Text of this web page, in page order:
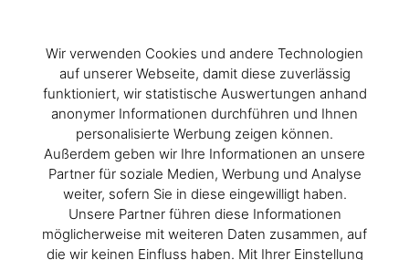
Wir verwenden Cookies und andere Technologien
auf unserer Webseite, damit diese zuverlässig
funktioniert, wir statistische Auswertungen anhand
anonymer Informationen durchführen und Ihnen
personalisierte Werbung zeigen können.
Außerdem geben wir Ihre Informationen an unsere
Partner für soziale Medien, Werbung und Analyse
weiter, sofern Sie in diese eingewilligt haben.
Unsere Partner führen diese Informationen
möglicherweise mit weiteren Daten zusammen, auf
die wir keinen Einfluss haben. Mit Ihrer Einstellung